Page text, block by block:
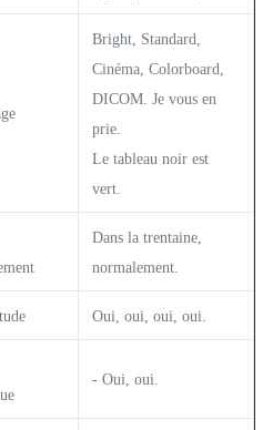
Bright, Standard,
Cinéma, Colorboard,
DICOM. Je vous en
prie.
Le tableau noir est
vert.
Dans la trentaine,
normalement.
Oui, oui, oui, oui.
- Oui, oui.